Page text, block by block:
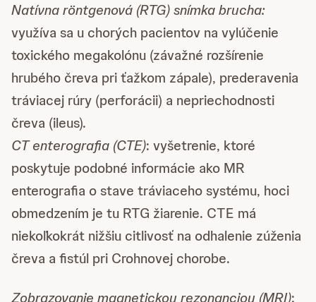
Natívna röntgenová (RTG) snímka brucha:
využíva sa u chorých pacientov na vylúčenie
toxického megakolónu (závažné rozšírenie
hrubého čreva pri ťažkom zápale), prederavenia
tráviacej rúry (perforácii) a nepriechodnosti
čreva (ileus).
CT enterografia (CTE): vyšetrenie, ktoré
poskytuje podobné informácie ako MR
enterografia o stave tráviaceho systému, hoci
obmedzením je tu RTG žiarenie. CTE má
niekoľkokrát nižšiu citlivosť na odhalenie zúženia
čreva a fistúl pri Crohnovej chorobe.
Zobrazovanie magnetickou rezonanciou (MRI):